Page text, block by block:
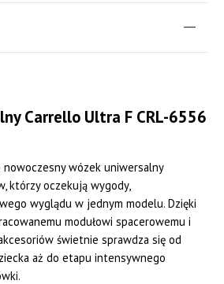
Carrello Ultra F CRL-6556
wózek uniwersalny
którzy oczekują wygody,
wyglądu w jednym modelu. Dzięki
modułowi spacerowemu i
świetnie sprawdza się od
aż do etapu intensywnego